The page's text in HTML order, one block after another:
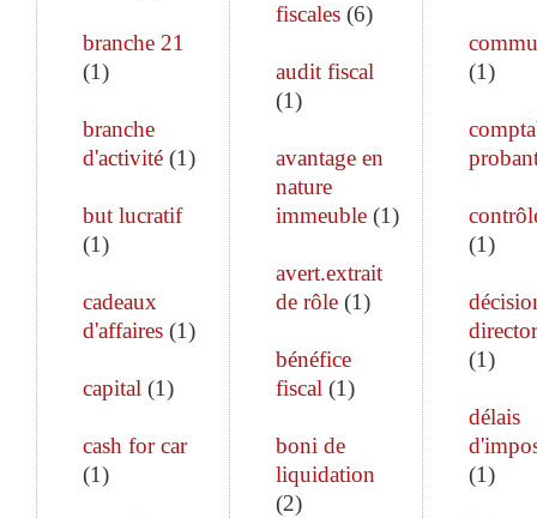
branche 21
(1)
branche
d'activité (1)
but lucratif
(1)
cadeaux
d'affaires (1)
capital (1)
cash for car
(1)
fiscales(6)
audit fiscal
(1)
avantage en
nature
immeuble(1)
avert.extrait
de rôle(1)
bénéfice
fiscal (1)
boni de
liquidation
(2)
(1)
(1)
(1)
délais
(1)